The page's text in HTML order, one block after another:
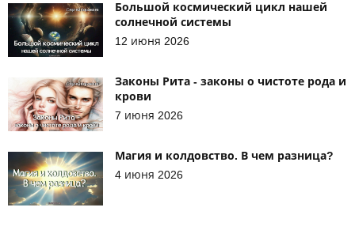
Большой космический цикл нашей
солнечной системы
12 июня 2026
Законы Рита - законы о чистоте рода и
крови
7 июня 2026
Магия и колдовство. В чем разница?
4 июня 2026